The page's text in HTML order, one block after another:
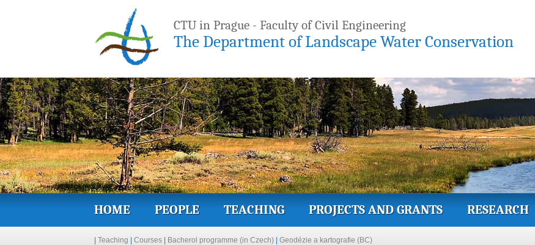
CTU in Prague - Faculty of Civil Engineering
The Department of Landscape Water Conservation
HOME PEOPLE TEACHING PROJECTS AND GRANTS RESEARCH
|Teaching |Courses | Bacherol programme (in Czech) |Geodézie a kartografie (BC)